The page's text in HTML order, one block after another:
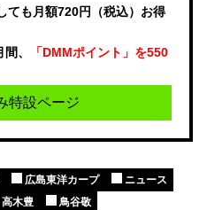
も月額720円（税込）お得
、
「DMMポイント」を550
特設ページ
広島東洋カープ
ニュース
高木豊 鳥谷敬